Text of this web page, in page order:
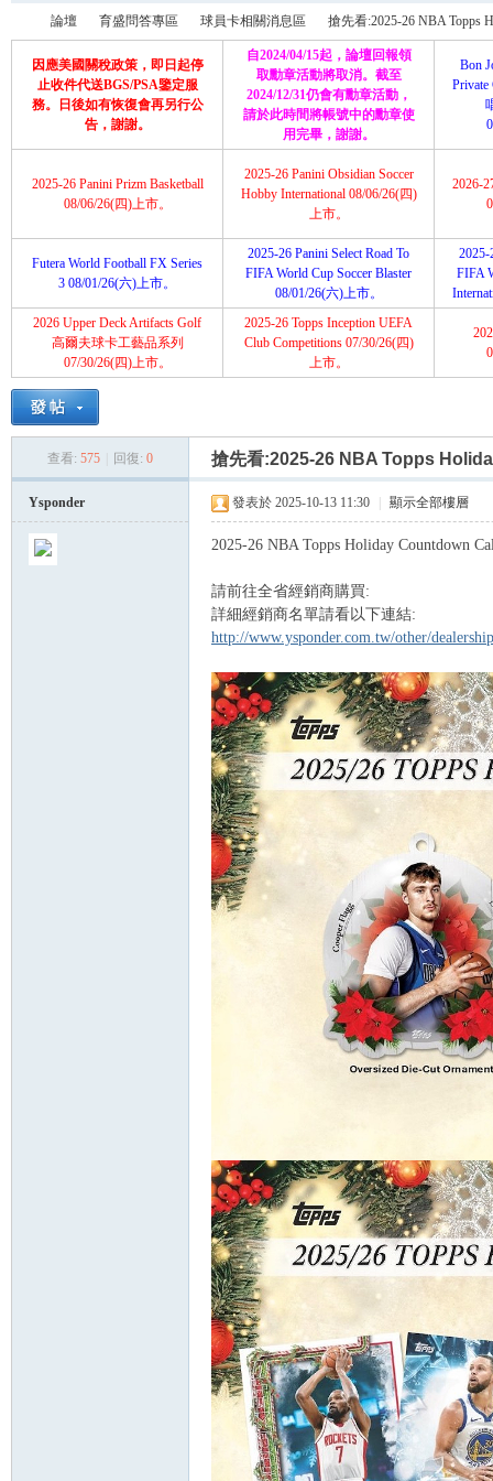
»
論壇
›
育盛問答專區
›
球員卡相關消息區
›
搶先看:2025-26 NBA Topps
因應美國關稅政策，即日起停
止收件代送BGS/PSA鑒定服
務。日後如有恢復會再另行公
告，謝謝。
自2024/04/15起，論壇回報領
取勳章活動將取消。截至
2024/12/31仍會有勳章活動，
請於此時間將帳號中的勳章使
用完畢，謝謝。
Bon
2025-26 Panini Prizm Basketball
08/06/26(四)上市。
2025-26 Panini Obsidian Soccer
Hobby International 08/06/26(四)
上市。
2026-
Futera World Football FX Series
3 08/01/26(六)上市。
2025-26 Panini Select Road To
FIFA World Cup Soccer Blaster
08/01/26(六)上市。
2025-
FIFA
2026 Upper Deck Artifacts Golf
高爾夫球卡工藝品系列
07/30/26(四)上市。
2025-26 Topps Inception UEFA
Club Competitions 07/30/26(四)
上市。
查看: 575 回復: 0 搶先看:2025-26 NBA Topps
Ysponder 發表於 2025-10-13 11:30 顯示全部樓層
2025-26 NBA Topps Holiday Countdown
請前往全省經銷商購買:
詳細經銷商名單請看以下連結:
http://www.ysponder.com.tw/other/